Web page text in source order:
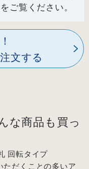
ご覧ください。
文する
な商品も買っ
回転タイプ
だくことの多いア